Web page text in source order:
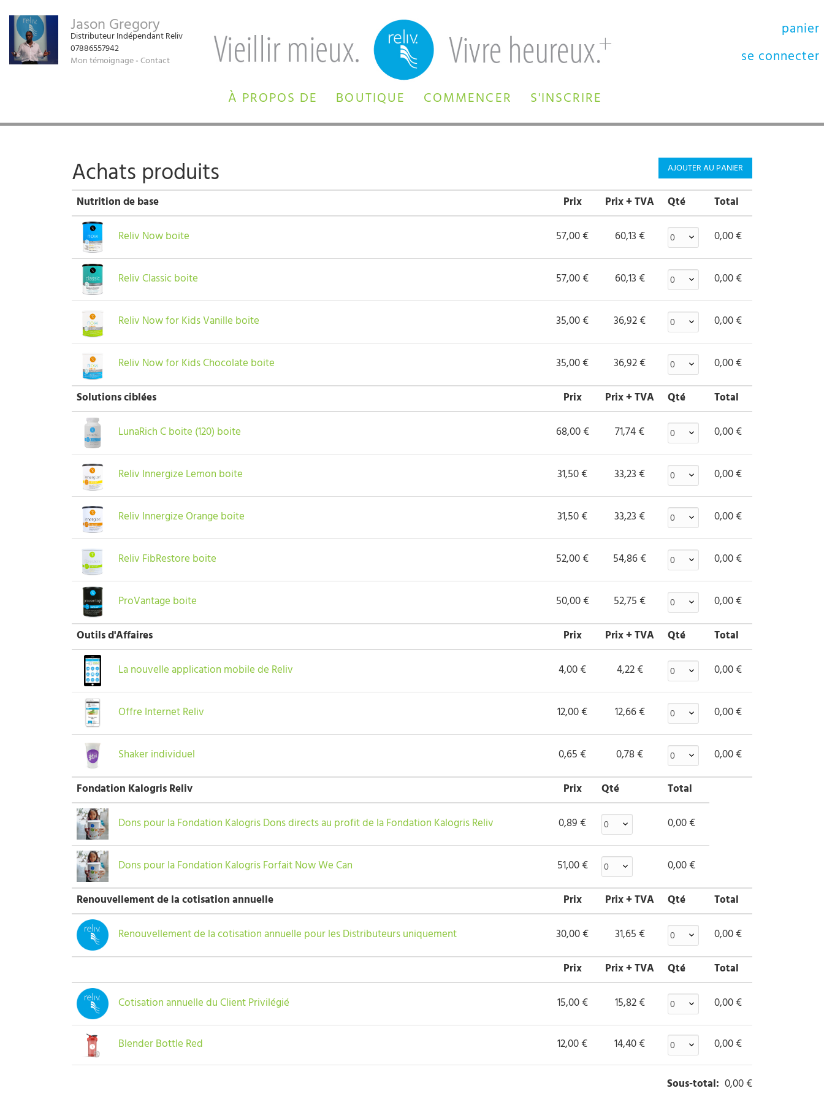
Jason Gregory
Distributeur Indépendant Reliv
07886557942
Mon témoignage-Contact
À PROPOS DE BOUTIQUE COMMENCER S'INSCRIRE
panier
se connecter
Achats produits AJOUTER AU PANIER
Nutrition de base Prix Prix + TVA Qté
Total
Reliv Now boite
57,00 € 60,13 € 0,00 €
Reliv Classic boite 57,00 € 60,13 € 0,00 €
Reliv Now for Kids Vanille boite 35,00 € 36,92 € 0,00 €
Reliv Now for Kids Chocolate boite 35,00 € 36,92 €
0,00 €
Solutions ciblées
Prix Prix + TVA Qté
Total
LunaRich C boite (120) boite
68,00 € 71,74 € 0,00 €
Reliv Innergize Lemon boite 31,50 € 33,23 € 0,00 €
Reliv Innergize Orange boite 31,50 € 33,23 € 0,00 €
Reliv FibRestore boite 52,00 € 54,86 € 0,00 €
ProVantage boite 50,00 € 52,75 €
0,00 €
Outils d'Affaires
Prix Prix + TVA Qté
Total
La nouvelle application mobile de Reliv
4,00 € 4,22 € 0,00 €
Offre Internet Reliv 12,00 € 12,66 € 0,00 €
Shaker individuel 0,65 € 0,78 €
0,00 €
Fondation Kalogris Reliv
Prix Qté
Total
Dons pour la Fondation Kalogris Dons directs au profit de la Fondation Kalogris Reliv
0,89 € 0,00 €
Dons pour la Fondation Kalogris Forfait Now We Can 51,00 €
0,00 €
Renouvellement de la cotisation annuelle
Prix Prix + TVA Qté
Total
Renouvellement de la cotisation annuelle pour les Distributeurs uniquement
30,00 € 31,65 €
0,00 €
Prix
Prix + TVA Qté
Total
Cotisation annuelle du Client Privilégié
15,00 € 15,82 € 0,00 €
Blender Bottle Red 12,00 € 14,40 € 0,00 €
Sous-total: 0,00 €